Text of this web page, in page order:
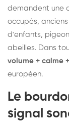
demandent une
occupés,
d'enfants,
abeilles. Dans
volume + calme
européen.
Le
signal